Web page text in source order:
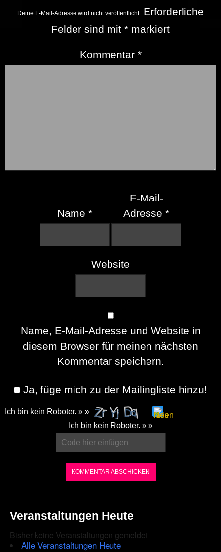
Deine E-Mail-Adresse wird nicht veröffentlicht. Erforderliche
Felder sind mit * markiert
Kommentar *
Name *
E-Mail-
Adresse*
Website
Name, E-Mail-Adresse und Website in
diesem Browser für meinen nächsten
Kommentar speichern.
Ja, füge mich zu der Mailingliste hinzu!
Ich bin kein Roboter. » »
the
to
Ich bin kein Roboter. » »
Veranstaltungen Heute
Bisher keine Veranstaltungen gemeldet
Alle Veranstaltungen Heute